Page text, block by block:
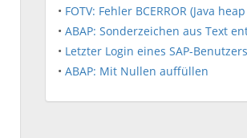
• FOTV: Fehler BCERROR (Java
• ABAP: Sonderzeichen aus Text
• Letzter Login eines SAP-Benutzers
• ABAP: Mit Nullen auffüllen